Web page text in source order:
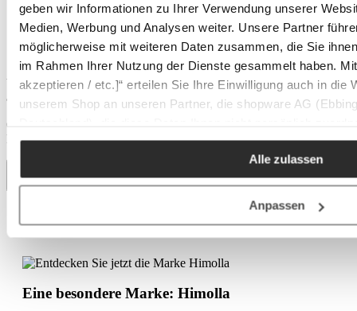
geben wir Informationen zu Ihrer Verwendung unserer
Medien, Werbung und Analysen weiter. Unsere Partner
möglicherweise mit weiteren Daten zusammen, die Sie
im Rahmen Ihrer Nutzung der Dienste gesammelt haben.
akzeptieren / etc.]“ erteilen Sie Ihre Einwilligung auch in die
unserem Shop an unseren Partner, die shopware AG
Zwecken (z.B. Produktverbesserungen,
Alle zulassen
Anpassen
Telefonische Terminabstimmung vor der Lieferung
Mögliche Lieferzeiträume von Montag bis Freitag
Optional zubuchbare Montage gegen Aufpreis (über unser
Serviceteam)
Versandkosten: Kostenlos innerhalb unseres Liefergebietes / 49,95 €
außerhalb unseres Liefergebietes.
Ob Ihre Adresse im Liefergebiet liegt, wird automatisch über Ihre
Postleitzahl im Warenkorb geprüft.
Eine besondere Marke: Himolla